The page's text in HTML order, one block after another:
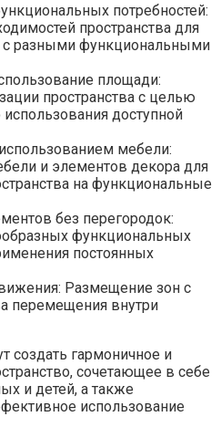
потребностей:
пространства для
с разными функциональными
площади:
пространства с целью
доступной
мебели:
и элементов декора для
на функциональные
без перегородок:
функциональных
постоянных
Размещение зон с
перемещения внутри
создать гармоничное и
сочетающее в себе
и детей, а также
использование